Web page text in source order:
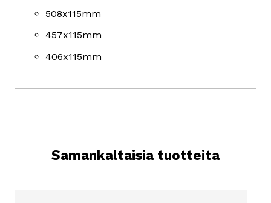
508x115mm
457x115mm
406x115mm
Samankaltaisia tuotteita